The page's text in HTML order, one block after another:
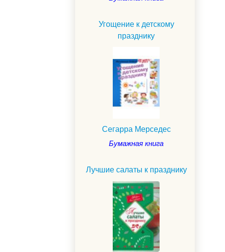
Угощение к детскому
празднику
Сегарра Мерседес
Бумажная книга
Лучшие салаты к празднику